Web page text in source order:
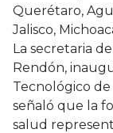
Querétaro,
Jalisco,
La secretaria
Rendón,
Tecnológico
señaló que la
salud